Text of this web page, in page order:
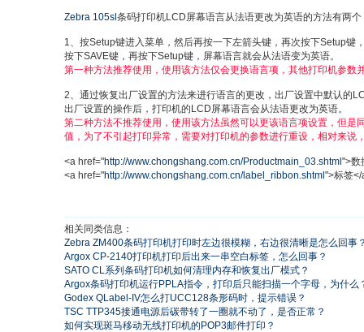
Zebra 105sl 条码打印机LCD屏幕语言从法语更改为英语的方法有两个
1、按Setup键进入菜单，然后再按一下左箭头键，再次按下Setup键
按下SAVE键，再按下Setup键，屏幕语言就会从法语变为英语。
第一种方法推荐使用，使用该方法仅会更换语言项，其他打印机参数
2、通过恢复出厂设置的方法来进行语言的更改，出厂设置中默认的
出厂设置的操作后，打印机的LCD屏幕语言会从法语更改为英语。
第二种方法不推荐使用，使用该方法虽然可以更该语言项设置，但是
值，为了不引起打印异常，需要对打印机的参数进行重设，相对来说
<a href="http://www.chongshang.com.cn/Productmain_03.shtml ">数
<a href="http://www.chongshang.com.cn/label_ribbon.shtml ">标签</
相关同类信息：
Zebra ZM400条码打印机打印时左边很模糊，右边很清晰是怎么回事
Argox CP-2140打印机打印后出来一串空白标签，怎么回事？
SATO CL系列条码打印机如何清理内存和恢复出厂模式？
Argox条码打印机运行PPLA指令，打印后只能扫描一个字母，为什么
Godex QLabel-IV怎么打UCC128条形码时，提示错误？
TSC TTP345接通电源后碳带转了一圈就不动了，是否正常？
如何实现斑马移动无线打印机的POP3邮件打印？